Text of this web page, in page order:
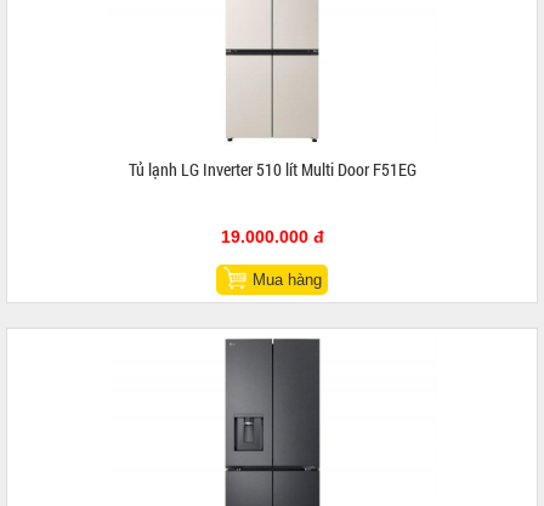
Tủ lạnh LG Inverter 510 lít Multi Door F51EG
19.000.000 đ
Mua hàng